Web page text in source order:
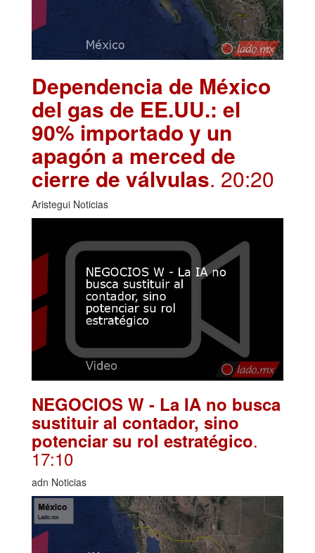
Dependencia de México
del gas de EE.UU.: el
90% importado y un
apagón a merced de
cierre de válvulas. 20:20
Aristegui Noticias
NEGOCIOS W - La IA no busca
sustituir al contador, sino
potenciar su rol estratégico.
17:10
adn Noticias